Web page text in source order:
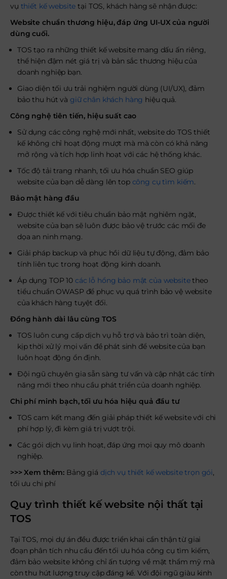
vụ thiết kế website tại TOS, khách hàng sẽ nhận được:
Website chuẩn thương hiệu, đáp ứng UI-UX của người
dùng cuối.
TOS tạo ra những thiết kế website mang dấu ấn riêng,
thể hiện đậm nét giá trị và bản sắc thương hiệu của
doanh nghiệp bạn.
Giao diện tối ưu trải nghiệm người dùng (UI/UX), đảm
bảo thu hút và giữ chân khách hàng hiệu quả.
Công nghệ tiên tiến, hiệu suất cao
Sử dụng các công nghệ mới nhất, website do TOS thiết
kế không chỉ hoạt động mượt mà mà còn có khả năng
mở rộng và tích hợp linh hoạt với các hệ thống khác.
Tốc độ tải trang nhanh, tối ưu hóa chuẩn SEO giúp
website của bạn dễ dàng lên top công cụ tìm kiếm.
Bảo mật hàng đầu
Được thiết kế với tiêu chuẩn bảo mật nghiêm ngặt,
website của bạn sẽ luôn được bảo vệ trước các mối đe
dọa an ninh mạng.
Giải pháp backup và phục hồi dữ liệu tự động, đảm bảo
tính liên tục trong hoạt động kinh doanh.
Áp dụng TOP 10 các lỗ hổng bảo mật của websitetheo
tiểu chuẩn OWASP để phục vụ quá trình bảo vệ website
của khách hàng tuyệt đối.
Đồng hành dài lâu cùng TOS
TOS luôn cung cấp dịch vụ hỗ trợ và bảo trì toàn diện,
kịp thời xử lý mọi vấn đề phát sinh để website của bạn
luôn hoạt động ổn định.
Đội ngũ chuyên gia sẵn sàng tư vấn và cập nhật các tính
năng mới theo nhu cầu phát triển của doanh nghiệp.
Chi phí minh bạch, tối ưu hóa hiệu quả đầu tư
TOS cam kết mang đến giải pháp thiết kế website với chi
phí hợp lý, đi kèm giá trị vượt trội.
Các gói dịch vụ linh hoạt, đáp ứng mọi quy mô doanh
nghiệp.
>>> Xem thêm: Bảng giá dịch vụ thiết kế website trọn gói,
tối ưu chi phí
Quy trình thiết kế website nội thất tại
TOS
Tại TOS, mọi dự án đều được triển khai cẩn thận từ giai
đoạn phân tích nhu cầu đến tối ưu hóa công cụ tìm kiếm,
đảm bảo website không chỉ ấn tượng về mặt thẩm mỹ mà
còn thu hút lượng truy cập đáng kể. Với đội ngũ giàu kinh